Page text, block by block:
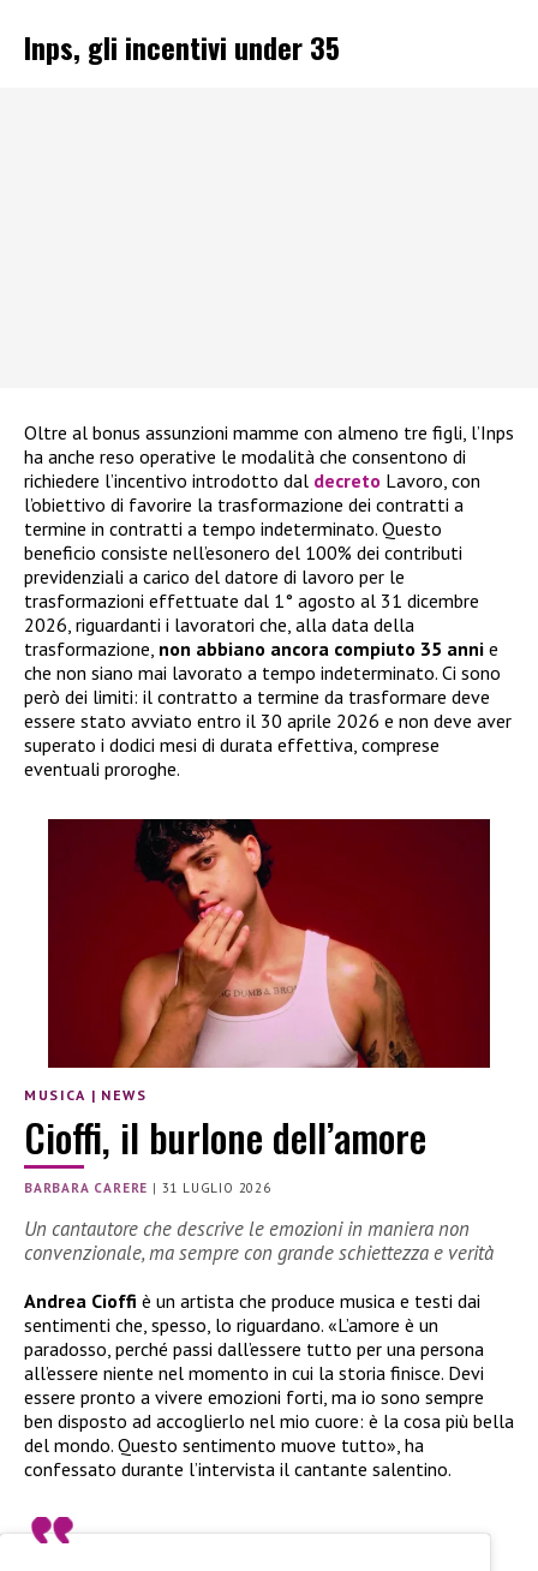
Inps, gli incentivi under 35
Oltre al bonus assunzioni mamme con almeno tre figli, l’Inps
ha anche reso operative le modalità che consentono di
richiedere l’incentivo introdotto dal decreto Lavoro, con
l’obiettivo di favorire la trasformazione dei contratti a
termine in contratti a tempo indeterminato. Questo
beneficio consiste nell’esonero del 100% dei contributi
previdenziali a carico del datore di lavoro per le
trasformazioni effettuate dal 1° agosto al 31 dicembre
2026, riguardanti i lavoratori che, alla data della
trasformazione, non abbiano ancora compiuto 35 anni e
che non siano mai lavorato a tempo indeterminato. Ci sono
però dei limiti: il contratto a termine da trasformare deve
essere stato avviato entro il 30 aprile 2026 e non deve aver
superato i dodici mesi di durata effettiva, comprese
eventuali proroghe.
MUSICA | NEWS
Cioffi, il burlone dell’amore
BARBARA CARERE | 31 LUGLIO 2026
Un cantautore che descrive le emozioni in maniera non
convenzionale, ma sempre con grande schiettezza e verità
Andrea Cioffi è un artista che produce musica e testi dai
sentimenti che, spesso, lo riguardano. «L’amore è un
paradosso, perché passi dall’essere tutto per una persona
all’essere niente nel momento in cui la storia finisce. Devi
essere pronto a vivere emozioni forti, ma io sono sempre
ben disposto ad accoglierlo nel mio cuore: è la cosa più bella
del mondo. Questo sentimento muove tutto», ha
confessato durante l’intervista il cantante salentino.